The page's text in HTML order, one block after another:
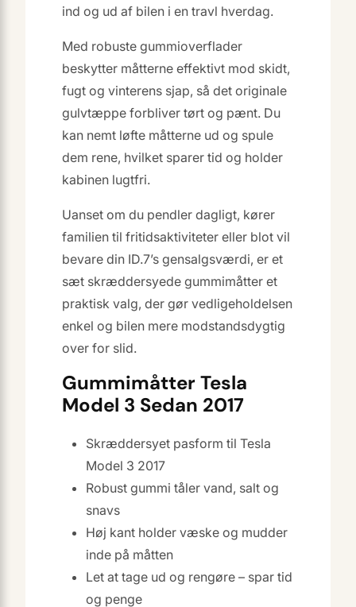
ind og ud af bilen i en travl hverdag.
Med robuste gummioverflader
beskytter måtterne effektivt mod skidt,
fugt og vinterens sjap, så det originale
gulvtæppe forbliver tørt og pænt. Du
kan nemt løfte måtterne ud og spule
dem rene, hvilket sparer tid og holder
kabinen lugtfri.
Uanset om du pendler dagligt, kører
familien til fritidsaktiviteter eller blot vil
bevare din ID.7’s gensalgsværdi, er et
sæt skræddersyede gummimåtter et
praktisk valg, der gør vedligeholdelsen
enkel og bilen mere modstandsdygtig
over for slid.
Gummimåtter Tesla
Model 3 Sedan 2017
Skræddersyet pasform til Tesla
Model 3 2017
Robust gummi tåler vand, salt og
snavs
Høj kant holder væske og mudder
inde på måtten
Let at tage ud og rengøre – spar tid
og penge